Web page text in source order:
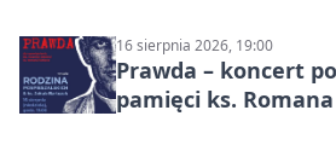
16 sierpnia 2026, 19:00
Prawda – koncert
pamięci ks.